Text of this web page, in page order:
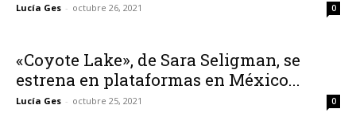
Lucía Ges - octubre 26, 2021 0
«Coyote Lake», de Sara Seligman, se
estrena en plataformas en México...
Lucía Ges - octubre 25, 2021 0